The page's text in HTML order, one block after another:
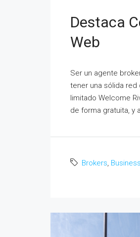
Destaca
Web
Ser un agente
tener una sólida
limitado Welcome
de forma gratuita, y
Brokers, Business